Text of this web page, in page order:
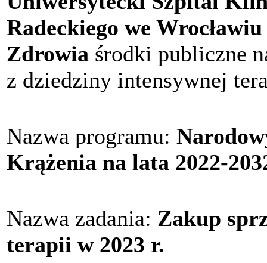
Radeckiego we Wrocławiu
Zdrowia środki publiczne
z dziedziny intensywnej
Nazwa programu:
Krążenia na lata 2022-
Nazwa zadania: Zakup
terapii w 2023 r.